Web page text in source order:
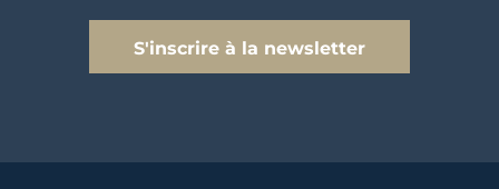
S'inscrire à la newsletter